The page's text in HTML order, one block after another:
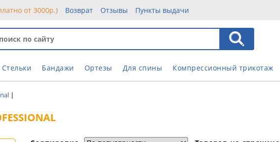
от 3000р.) Возврат Отзывы Пункты выдачи
Стельки Бандажи Ортезы Для спины Компрессионный трикотаж
|